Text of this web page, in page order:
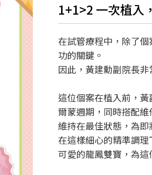
1+1>2 一次植入
在試管療程中，除了
功的關鍵。
因此，黃建勳副院長
這位個案在植入前，
爾蒙週期，同時搭配
維持在最佳狀態，為
在這樣細心的精準調
可愛的龍鳳雙寶，為